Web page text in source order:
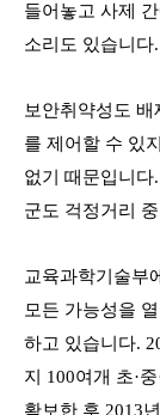
들어놓고 사제
소리도 있습니다.
보안취약성도
를 제어할 수 있
없기 때문입니
군도 걱정거리
교육과학기술부
모든 가능성을
하고 있습니다.
지 100여개 초·
확보한 후 2013